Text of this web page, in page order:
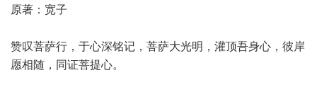
原著：宽子
赞叹菩萨行，于心深铭记，菩萨大光明，灌顶吾身心，彼岸
愿相随，同证菩提心。